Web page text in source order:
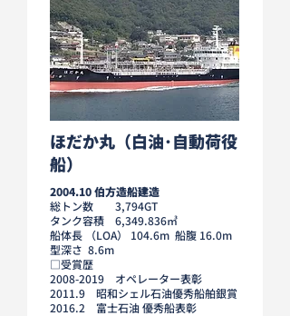
ほだか丸（白油･自動荷役
船）
2004.10 伯方造船建造
総トン数 3,794GT
タンク容積 6,349.836㎥
船体長 （LOA） 104.6m 船腹 16.0m
型深さ 8.6m
□受賞歴
2008-2019 オペレーター表彰
2011.9 昭和シェル石油優秀船舶銀賞
2016.2 富士石油 優秀船表彰